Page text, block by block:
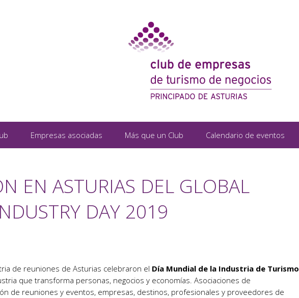
Empresas asociadas Más que un Club Calendario de eventos
EN ASTURIAS DEL GLOBAL
DAY 2019
de reuniones de Asturias celebraron el Día Mundial de la Industria de Turismo
que transforma personas, negocios y economías. Asociaciones de
de reuniones y eventos, empresas, destinos, profesionales y proveedores de